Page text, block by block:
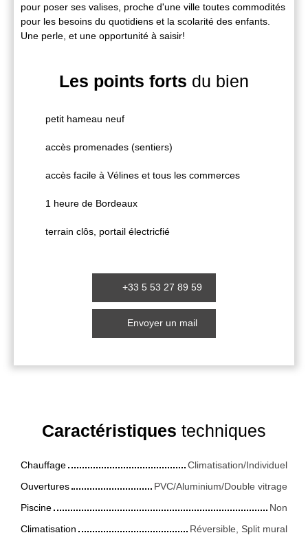
pour poser ses valises, proche d'une ville toutes commodités
pour les besoins du quotidiens et la scolarité des enfants.
Une perle, et une opportunité à saisir!
Les points forts du bien
petit hameau neuf
accès promenades (sentiers)
accès facile à Vélines et tous les commerces
1 heure de Bordeaux
terrain clôs, portail électricfié
+33 5 53 27 89 59
Envoyer un mail
Caractéristiques techniques
Chauffage
Climatisation/Individuel
Ouvertures
PVC/Aluminium/Double vitrage
Piscine
Non
Climatisation
Réversible, Split mural